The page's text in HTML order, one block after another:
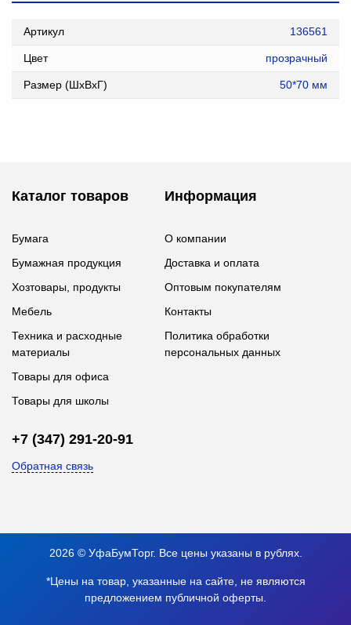
Артикул 136561
Цвет прозрачный
Размер (ШxВxГ) 50*70 мм
Каталог товаров
Бумага
Бумажная продукция
Хозтовары, продукты
Мебель
Техника и расходные
материалы
Товары для офиса
Товары для школы
Информация
О компании
Доставка и оплата
Оптовым покупателям
Контакты
Политика обработки
персональных данных
+7 (347) 291-20-91
Обратная связь
2026 © УфаБумТорг. Все цены указаны в рублях.
*Цены на товар, указанные на сайте, не являются
предложением публичной оферты.